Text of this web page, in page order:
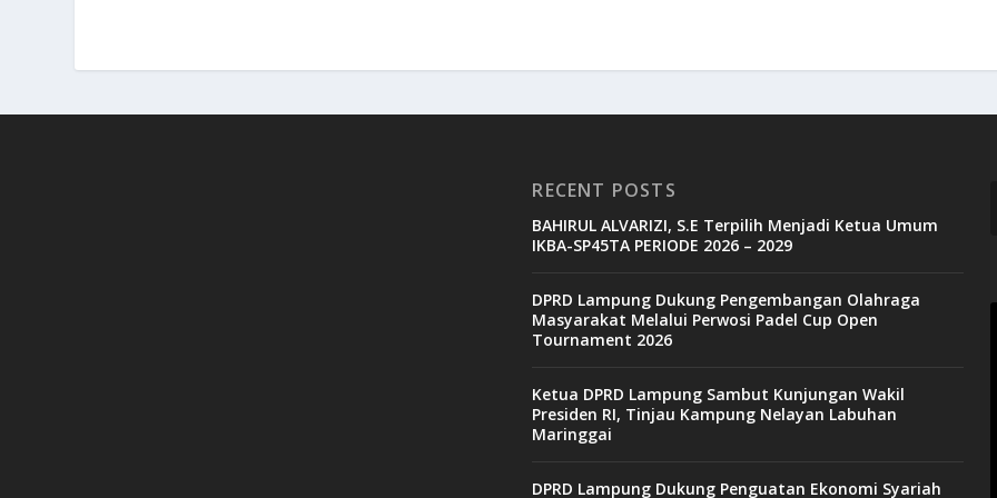
RECENT POSTS
BAHIRUL ALVARIZI, S.E Terpilih Menjadi Ketua Umum
IKBA-SP45TA PERIODE 2026 – 2029
DPRD Lampung Dukung Pengembangan Olahraga
Masyarakat Melalui Perwosi Padel Cup Open
Tournament 2026
Ketua DPRD Lampung Sambut Kunjungan Wakil
Presiden RI, Tinjau Kampung Nelayan Labuhan
Maringgai
DPRD Lampung Dukung Penguatan Ekonomi Syariah